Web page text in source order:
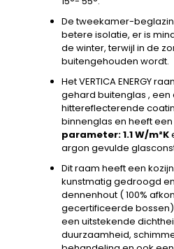
De tweekamer-
betere isolatie, er is
de winter, terwijl in de
buitengehouden wordt.
Het VERTICA ENERGY
gehard buitenglas , een
hittereflecterende
binnenglas en heeft
parameter: 1.1 W/m²K
argon gevulde
Dit raam heeft een
kunstmatig gedroogd
dennenhout ( 100%
gecertificeerde
een uitstekende
duurzaamheid,